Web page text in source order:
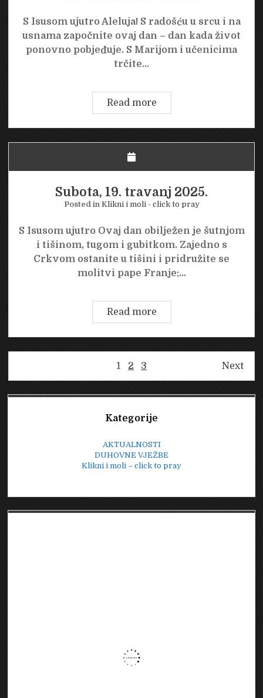
S Isusom ujutro Aleluja! S radošću u srcu i na
usnama započnite ovaj dan – dan kada život
ponovno pobjeđuje. S Marijom i učenicima
trčite…
Read moreNedjelja,
20.
travanj
2025.
USKRS
Subota, 19. travanj 2025.
Posted in Klikni i moli - click to pray
S Isusom ujutro Ovaj dan obilježen je šutnjom
i tišinom, tugom i gubitkom. Zajedno s
Crkvom ostanite u tišini i pridružite se
molitvi pape Franje:…
Read moreSubota,
19.
travanj
2025.
stranica
objava
1 2 3 Next
Kategorije
AKTUALNOSTI
DUHOVNE VJEŽBE
Klikni i moli – click to pray